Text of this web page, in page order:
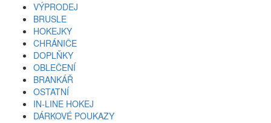
VÝPRODEJ
BRUSLE
HOKEJKY
CHRÁNIČE
DOPLŇKY
OBLEČENÍ
BRANKÁŘ
OSTATNÍ
IN-LINE HOKEJ
DÁRKOVÉ POUKAZY